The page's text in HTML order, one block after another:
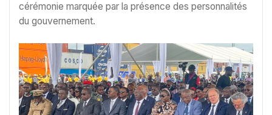
cérémonie marquée par la présence des personnalités
du gouvernement.